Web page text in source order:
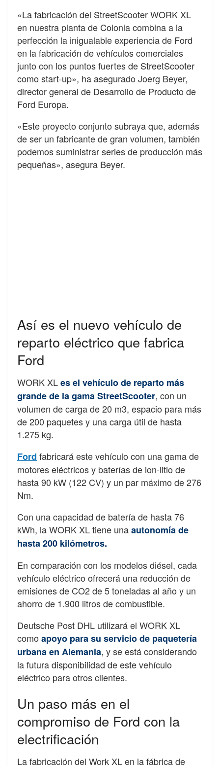
«La fabricación del StreetScooter WORK XL
en nuestra planta de Colonia combina a la
perfección la inigualable experiencia de Ford
en la fabricación de vehículos comerciales
junto con los puntos fuertes de StreetScooter
como start-up», ha asegurado Joerg Beyer,
director general de Desarrollo de Producto de
Ford Europa.
«Este proyecto conjunto subraya que, además
de ser un fabricante de gran volumen, también
podemos suministrar series de producción más
pequeñas», asegura Beyer.
Así es el nuevo vehículo de
reparto eléctrico que fabrica
Ford
WORK XLes el vehículo de reparto más
grande de la gama StreetScooter, con un
volumen de carga de 20 m3, espacio para más
de 200 paquetes y una carga útil de hasta
1.275 kg.
Ford fabricará este vehículo con una gama de
motores eléctricos y baterías de ion-litio de
hasta 90 kW (122 CV) y un par máximo de 276
Nm.
Con una capacidad de batería de hasta 76
kWh, la WORK XL tiene unaautonomía de
hasta 200 kilómetros.
En comparación con los modelos diésel, cada
vehículo eléctrico ofrecerá una reducción de
emisiones de CO2 de 5 toneladas al año y un
ahorro de 1.900 litros de combustible.
Deutsche Post DHL utilizará el WORK XL
como apoyo para su servicio de paquetería
urbana en Alemania, y se está considerando
la futura disponibilidad de este vehículo
eléctrico para otros clientes.
Un paso más en el
compromiso de Ford con la
electrificación
La fabricación del Work XL en la fábrica de